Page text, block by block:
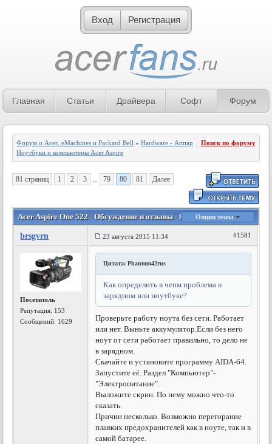
Вход Регистрация
Главная Статьи Драйвера Софт Форум
Форум о Acer, eMachines и Packard Bell »Hardware - Аппаратное обеспечение»
Ноутбуки и компьютеры Acer Aspire
Поиск по форуму
81 страниц 1 2 3 ... 79 80 81 Далее
Acer Aspire One 522 - Обсуждение и отзывы - 80 страница
Опции темы
brsgvrn 23 августа 2015 11:34 #1581
Посетитель
Репутация: 153
Сообщений: 1629
Цитата: Phantom42rus
Как определить в чепм проблема в
зарядном или ноутбуке?
Проверьте работу ноута без сети. Работает
или нет.Выньте аккумулятор.Если без него
ноут от сети работает правильно, то дело не
в зарядном.
Скачайте и установите программу AIDA-64.
Запустите её. Раздел "Компьютер"-
"Электропитание".
Выложите скрин. По нему можно что-то
сказать.
Причин несколько. Возможно перегорание
плавких предохранителей как в ноуте, так и в
самой батарее.